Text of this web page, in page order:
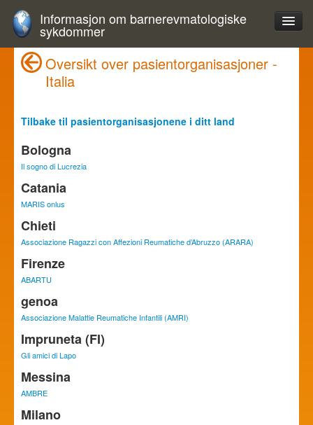
Informasjon om barnerevmatologiske
sykdommer
Oversikt over pasientorganisasjoner -
Italia
Tilbake til pasientorganisasjonene i ditt land
Bologna
Il sogno di Lucrezia
Catania
MARIS onlus
Chieti
Associazione Ragazzi con Affezioni Reumatiche d’Abruzzo (ARARA)
Firenze
ABARTU
genoa
Associazione Malattie Reumatiche Infantili (AMRI)
Impruneta (FI)
Gli amici di Lapo
Messina
AMBRE
Milano